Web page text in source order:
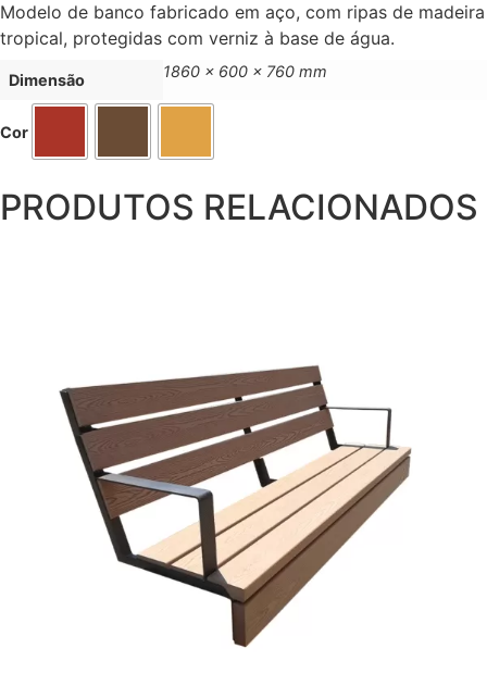
Modelo de banco fabricado em aço, com ripas de madeira
tropical, protegidas com verniz à base de água.
Dimensão 1860 x 600 x 760 mm
Cor
PRODUTOS RELACIONADOS